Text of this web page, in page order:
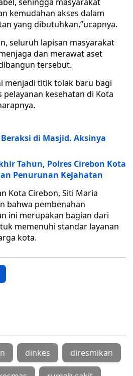
kemudahan akses dalam
yang dibutuhkan,”ucapnya.
seluruh lapisan masyarakat
dan merawat aset
tersebut.
menjadi titik tolak baru bagi
kesehatan di Kota
di Masjid. Aksinya
Tahun, Polres Cirebon Kota
Penurunan Kejahatan
Kota Cirebon, Siti Maria
bahwa pembenahan
ini merupakan bagian dari
memenuhi standar layanan
kota.
dinkes diresmikan